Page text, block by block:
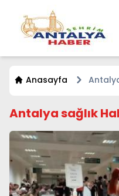
Anasayfa
Antalya sağlık